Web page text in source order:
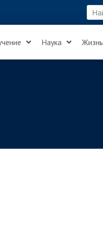
Наука Жизнь